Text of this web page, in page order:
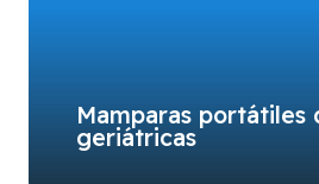
Mamparas portátiles
geriátricas